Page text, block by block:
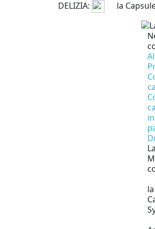
DELIZIA: la
la